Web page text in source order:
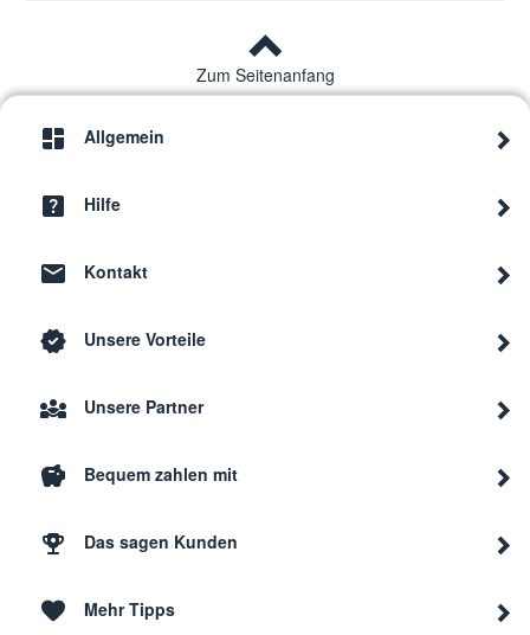
Zum Seitenanfang
Allgemein
Hilfe
Kontakt
Unsere Vorteile
Unsere Partner
Bequem zahlen mit
Das sagen Kunden
Mehr Tipps